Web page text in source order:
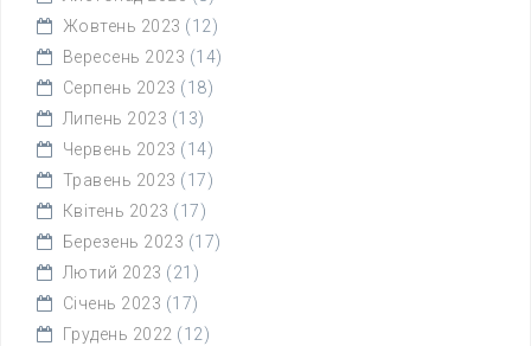
Жовтень 2023 (12)
Вересень 2023 (14)
Серпень 2023 (18)
Липень 2023 (13)
Червень 2023 (14)
Травень 2023 (17)
Квітень 2023 (17)
Березень 2023 (17)
Лютий 2023 (21)
Січень 2023 (17)
Грудень 2022 (12)